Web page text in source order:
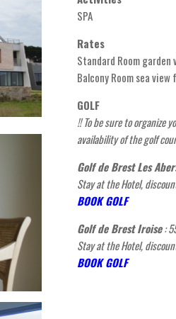
SPA
Rates
Standard Room
Balcony Room sea view
GOLF
!! To be sure to organize
availability of the golf
Golf de Brest Les
Stay at the Hotel,
BOOK GOLF
Golf de Brest Iroise:
Stay at the Hotel,
BOOK GOLF